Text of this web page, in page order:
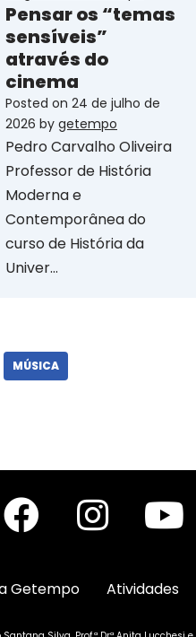
Pensar os “temas
sensíveis”
através do
cinema
Posted on 24 de julho de
2026 by getempo
Pedro Carvalho Oliveira
Professor de História
Moderna e
Contemporânea do
curso de História da
Univer…
MÚSICA
Getempo Atividades